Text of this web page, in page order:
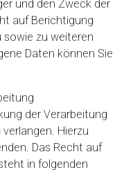
und den Zweck der
auf Berichtigung
sowie zu weiteren
Daten können Sie
der Verarbeitung
Hierzu
Das Recht auf
in folgenden